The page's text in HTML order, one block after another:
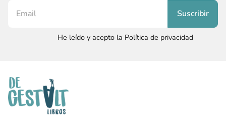
He leído y acepto la Política de privacidad